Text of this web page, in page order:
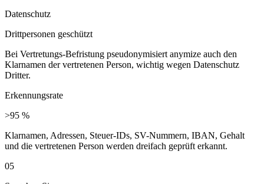
Datenschutz
Drittpersonen geschützt
Bei Vertretungs-Befristung pseudonymisiert anymize auch den
Klarnamen der vertretenen Person, wichtig wegen Datenschutz
Dritter.
Erkennungsrate
>95 %
Klarnamen, Adressen, Steuer-IDs, SV-Nummern, IBAN, Gehalt
und die vertretenen Person werden dreifach geprüft erkannt.
05